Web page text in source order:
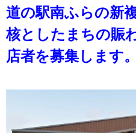
道の駅南ふらの新
核としたまちの賑
店者を募集します。